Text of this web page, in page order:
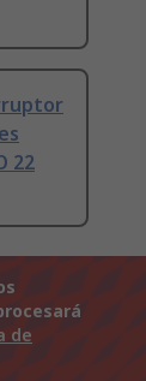
22
de